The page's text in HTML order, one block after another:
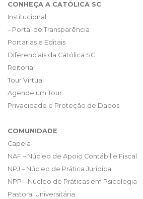
CONHEÇA A CATÓLICA SC
Institucional
– Portal de Transparência
Portarias e Editais
Diferenciais da Católica SC
Reitoria
Tour Virtual
Agende um Tour
Privacidade e Proteção de Dados
COMUNIDADE
Capela
NAF – Núcleo de Apoio Contábil e Fiscal
NPJ – Núcleo de Prática Jurídica
NPP – Núcleo de Práticas em Psicologia
Pastoral Universitária